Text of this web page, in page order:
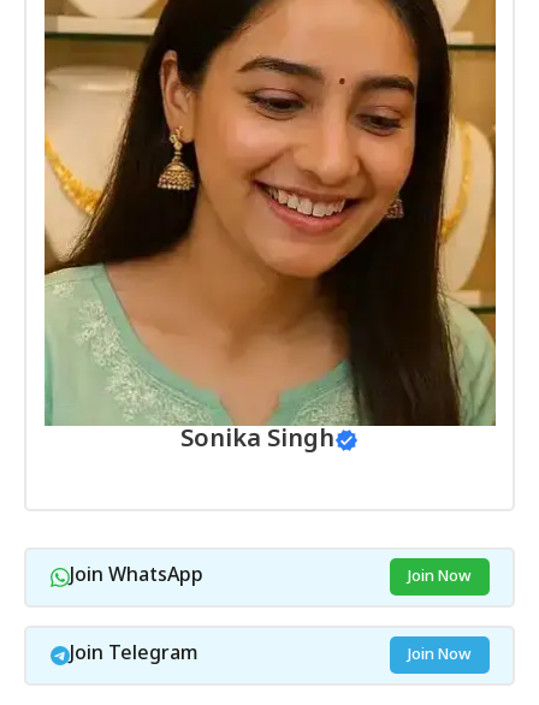
Sonika Singh
Join WhatsApp Join Now
Join Telegram Join Now